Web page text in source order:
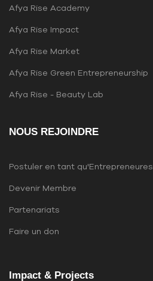
Afya Rise Academy
Afya Rise Impact
Afya Rise Market
Afya Rise Green Entrepreneurship
Afya Rise - Beauty Lab
NOUS REJOINDRE
Postuler en tant qu'Entrepreneures
Devenir Membre
Partenariats
Faire un don
Impact & Projects